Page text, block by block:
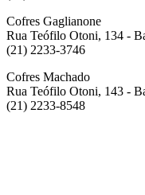
Cofres Gaglianone
Rua Teófilo Otoni, 134 -
(21) 2233-3746
Cofres Machado
Rua Teófilo Otoni, 143 -
(21) 2233-8548